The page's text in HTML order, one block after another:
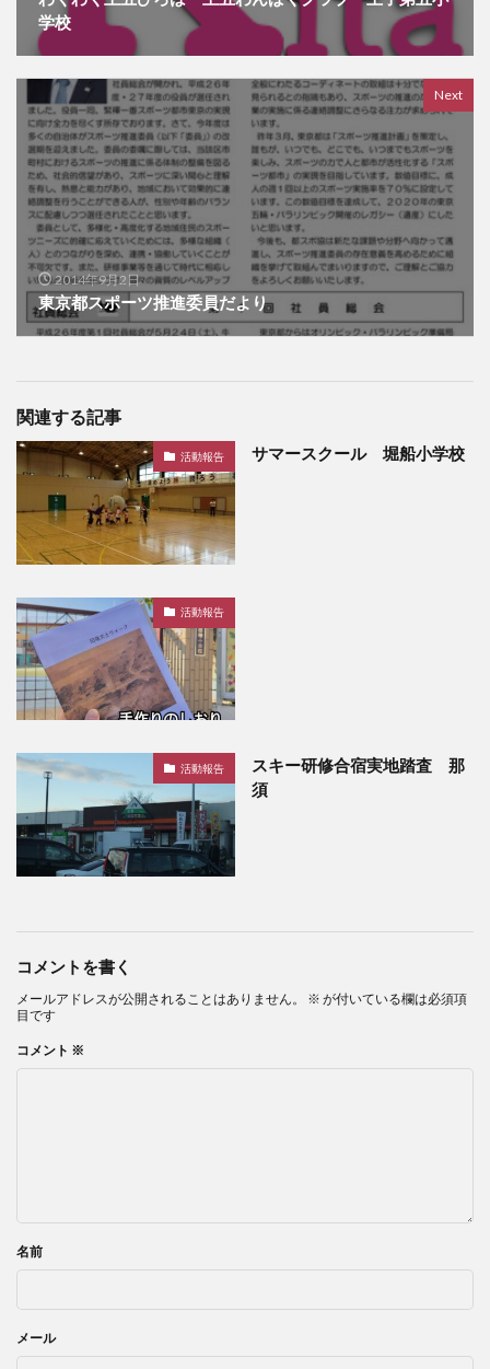
学校
Next
2014年9月2日
東京都スポーツ推進委員だより
関連する記事
活動報告 サマースクール 堀船小学校
活動報告
活動報告
スキー研修合宿実地踏査 那
須
コメントを書く
メールアドレスが公開されることはありません。 ※ が付いている欄は必須項
目です
コメント ※
名前
メール